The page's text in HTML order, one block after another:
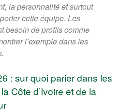
la personnalité et surtout
cette équipe. Les
besoin de profils comme
l’exemple dans les
: sur quoi parier dans les
Côte d’Ivoire et de la